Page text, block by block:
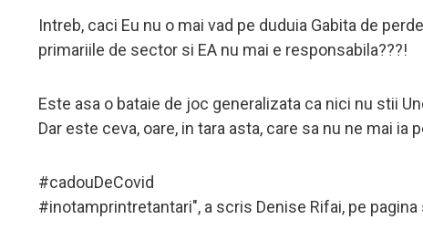
Intreb, caci Eu nu o mai vad pe duduia Gabita de
primariile de sector si EA nu mai e responsabila???!
Este asa o bataie de joc generalizata ca nici nu stii
Dar este ceva, oare, in tara asta, care sa nu ne mai ia
#cadouDeCovid
#inotamprintretantari", a scris Denise Rifai, pe pagina